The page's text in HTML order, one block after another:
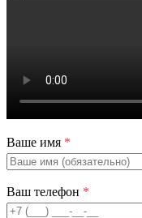
Ваше имя *
Ваш телефон *